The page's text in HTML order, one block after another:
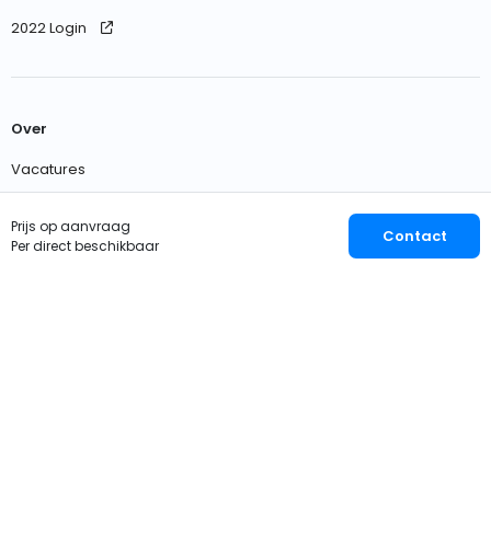
Prijs op aanvraag
Per direct beschikbaar
Contact
2022 Login
Over
Vacatures